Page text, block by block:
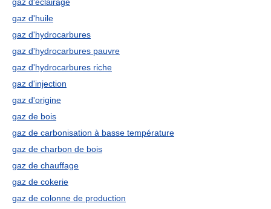
gaz d'huile
gaz d'hydrocarbures
gaz d'hydrocarbures pauvre
gaz d'hydrocarbures riche
gaz d'injection
gaz d'origine
gaz de bois
gaz de carbonisation à basse température
gaz de charbon de bois
gaz de chauffage
gaz de cokerie
gaz de colonne de production